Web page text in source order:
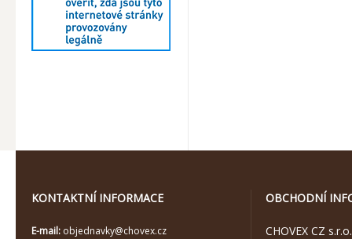
KONTAKTNÍ INFORMACE
E-mail: objednavky@chovex.cz
OBCHODNÍ
CHOVEX CZ s.r.o.